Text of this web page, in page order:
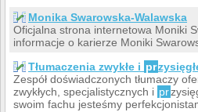
Monika Swarowska-Walawska
Oficjalna strona internetowa Moniki
informacje o karierze Moniki
Tłumaczenia zwykłe i pr
Zespół doświadczonych tłumaczy
zwykłych, specjalistycznych i pr
swoim fachu jesteśmy